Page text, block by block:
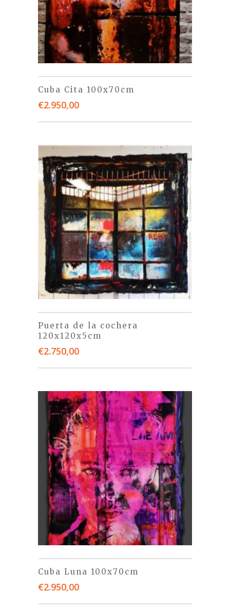
Cuba Cita 100x70cm
€2.950,00
Puerta de la cochera
120x120x5cm
€2.750,00
Cuba Luna 100x70cm
€2.950,00